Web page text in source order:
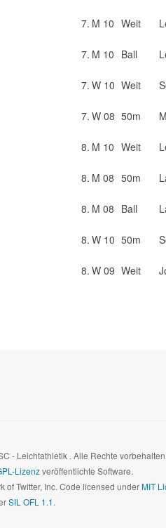
7. M 10 Weit
7. M 10 Ball
7. W 10 Weit
7. W 08 50m
8. M 10 Weit
8. M 08 50m
8. M 08 Ball
8. W 10 50m
8. W 09 Weit
- Leichtathletik . Alle Rechte
Lizenzveröffentlichte Software.
of Twitter, Inc. Code licensed underMIT
SIL OFL 1.1.